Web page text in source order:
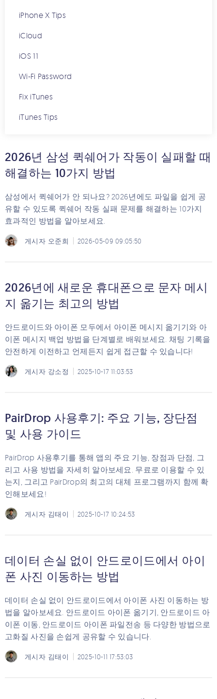
iPhone X Tips
iCloud
iOS 11
Wi-Fi Password
Fix iTunes
iTunes Tips
2026년 삼성 퀵쉐어가 작동이 실패할 때
해결하는 10가지 방법
삼성에서 퀵쉐어가 안 되나요? 2026년에도 파일을 쉽게 공
유할 수 있도록 퀵쉐어 작동 실패 문제를 해결하는 10가지
효과적인 방법을 알아보세요.
게시자 오준희 2026-05-09 09:05:50
2026년에 새로운 휴대폰으로 문자 메시
지 옮기는 최고의 방법
안드로이드와 아이폰 모두에서 아이폰 메시지 옮기기와 아
이폰 메시지 백업 방법을 단계별로 배워보세요. 채팅 기록을
안전하게 이전하고 언제든지 쉽게 접근할 수 있습니다!
게시자 강소정 2025-10-17 11:03:53
PairDrop 사용후기: 주요 기능, 장단점
및 사용 가이드
PairDrop 사용후기를 통해 앱의 주요 기능, 장점과 단점, 그
리고 사용 방법을 자세히 알아보세요. 무료로 이용할 수 있
는지, 그리고 PairDrop의 최고의 대체 프로그램까지 함께 확
인해보세요!
게시자 김태이 2025-10-17 10:24:53
데이터 손실 없이 안드로이드에서 아이
폰 사진 이동하는 방법
데이터 손실 없이 안드로이드에서 아이폰 사진 이동하는 방
법을 알아보세요. 안드로이드 아이폰 옮기기, 안드로이드 아
이폰 이동, 안드로이드 아이폰 파일전송 등 다양한 방법으로
고화질 사진을 손쉽게 공유할 수 있습니다.
게시자 김태이 2025-10-11 17:53:03